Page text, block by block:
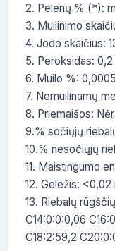
2. Pelenų % (*):
3. Muilinimo
4. Jodo skaičius:
5. Peroksidas:
6. Muilo %: 0,0005
7. Nemuilinamų
8. Priemaišos:
9.% sočiųjų
10.% nesočiųjų
11. Maistingumo
12. Geležis: <0,02
13. Riebalų
C14:0:0:0,06
C18:2:59,2